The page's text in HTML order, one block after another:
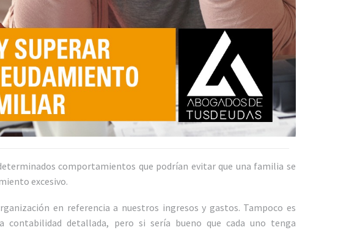
comportamientos que podrían evitar que una familia se
excesivo.
en referencia a nuestros ingresos y gastos. Tampoco es
contabilidad detallada, pero si sería bueno que cada uno tenga